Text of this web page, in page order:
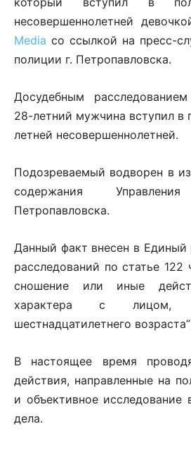
несовершеннолетней
Media со ссылкой на пресс-
полиции г. Петропавловска.
Досудебным
28-летний мужчина вступил в
летней несовершеннолетней.
Подозреваемый водворен в
содержания
Петропавловска.
Данный факт внесен в Единый
расследований по статье 122
сношение или иные
характера с лицом,
шестнадцатилетнего
В настоящее время
действия, направленные на
и объективное исследование
дела.